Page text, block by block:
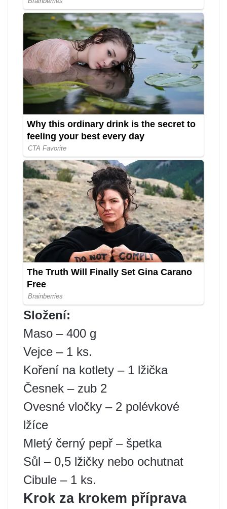
Složení:
Maso – 400 g
Vejce – 1 ks.
Koření na kotlety – 1 lžička
Česnek – zub 2
Ovesné vločky – 2 polévkové
lžíce
Mletý černý pepř – špetka
Sůl – 0,5 lžičky nebo ochutnat
Cibule – 1 ks.
Krok za krokem příprava